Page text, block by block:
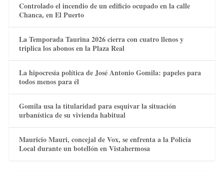
Controlado el incendio de un edificio ocupado en la calle
Chanca, en El Puerto
La Temporada Taurina 2026 cierra con cuatro llenos y
triplica los abonos en la Plaza Real
La hipocresía política de José Antonio Gomila: papeles para
todos menos para él
Gomila usa la titularidad para esquivar la situación
urbanística de su vivienda habitual
Mauricio Mauri, concejal de Vox, se enfrenta a la Policía
Local durante un botellón en Vistahermosa